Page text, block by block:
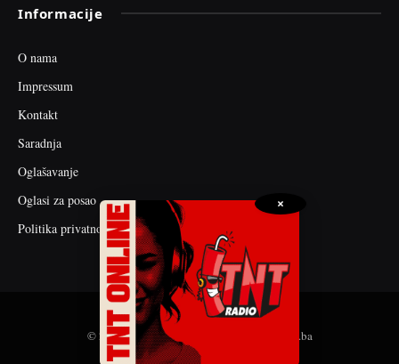
Informacije
O nama
Impressum
Kontakt
Saradnja
Oglašavanje
Oglasi za posao
Politika privatnosti
© 2026 web dizajn i seo optimizacija by tnt.ba
×